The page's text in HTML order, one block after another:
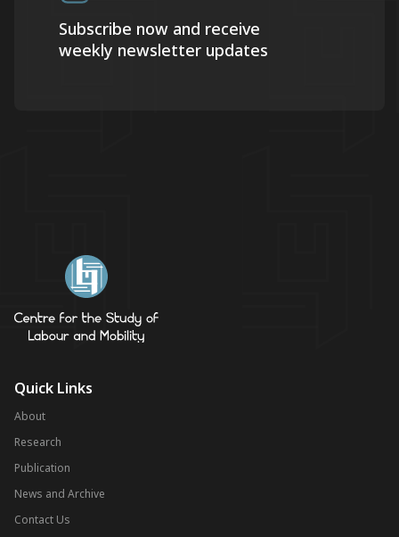
Subscribe now and receive
weekly newsletter updates
Quick Links
About
Research
Publication
News and Archive
Contact Us